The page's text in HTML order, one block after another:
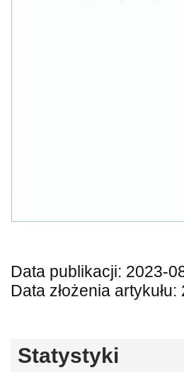
Data publikacji: 2023-
Data złożenia
Statystyki